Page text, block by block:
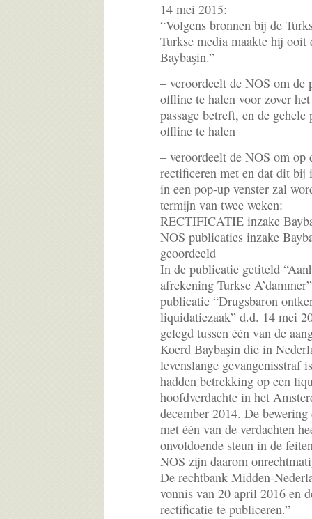
14 mei 2015:
“Volgens bronnen bij de
Turkse media maakte hij
Baybaşin.”
– veroordeelt de NOS om
offline te halen voor zover
passage betreft, en de
offline te halen
– veroordeelt de NOS om op
rectificeren met en dat dit bij
in een pop-up venster zal
termijn van twee weken:
RECTIFICATIE inzake
NOS publicaties inzake
geoordeeld
In de publicatie getiteld
afrekening Turkse
publicatie “Drugsbaron
liquidatiezaak” d.d. 14 mei
gelegd tussen één van de
Koerd Baybaşin die in
levenslange gevangenisstraf
hadden betrekking op een
hoofdverdachte in het
december 2014. De
met één van de verdachten
onvoldoende steun in de
NOS zijn daarom
De rechtbank Midden-
vonnis van 20 april 2016 en
rectificatie te publiceren.”